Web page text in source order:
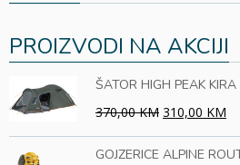
PROIZVODI NA AKCIJI
ŠATOR HIGH PEAK KIRA
370,00 KM 310,00 KM
GOJZERICE ALPINE